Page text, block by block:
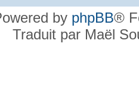
by phpBB®
Traduit par Maël